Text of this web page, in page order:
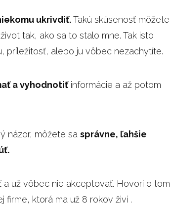
ukrivdiť.Takú skúsenosť môžete
tak, ako sa to stalo mne. Tak isto
príležitosť, alebo ju vôbec nezachytíte.
a vyhodnotiťinformácie a až potom
názor, môžete sa správne, ľahšie
už vôbec nie akceptovať. Hovorí o tom
firme, ktorá ma už 8 rokov živí .